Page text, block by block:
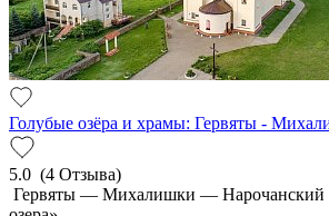
Голубые озёра и храмы: Гервяты -
5.0 (4 Отзыва)
Гервяты — Михалишки — Нарочанский